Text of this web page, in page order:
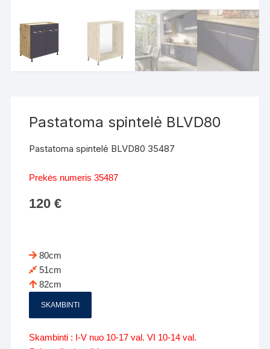
Pastatoma spintelė BLVD80
Pastatoma spintelė BLVD80 35487
Prekės numeris 35487
120€
80cm
51cm
82cm
SKAMBINTI
Skambinti : I-V nuo 10-17 val. VI 10-14 val.